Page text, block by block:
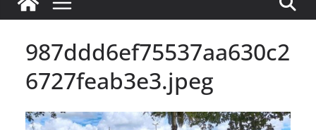
987ddd6ef75537aa630c2
6727feab3e3.jpeg